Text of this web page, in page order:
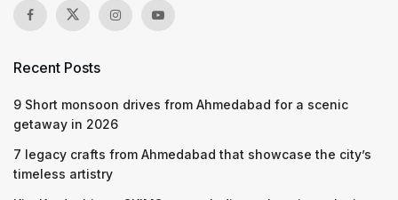
Recent Posts
9 Short monsoon drives from Ahmedabad for a scenic
getaway in 2026
7 legacy crafts from Ahmedabad that showcase the city’s
timeless artistry